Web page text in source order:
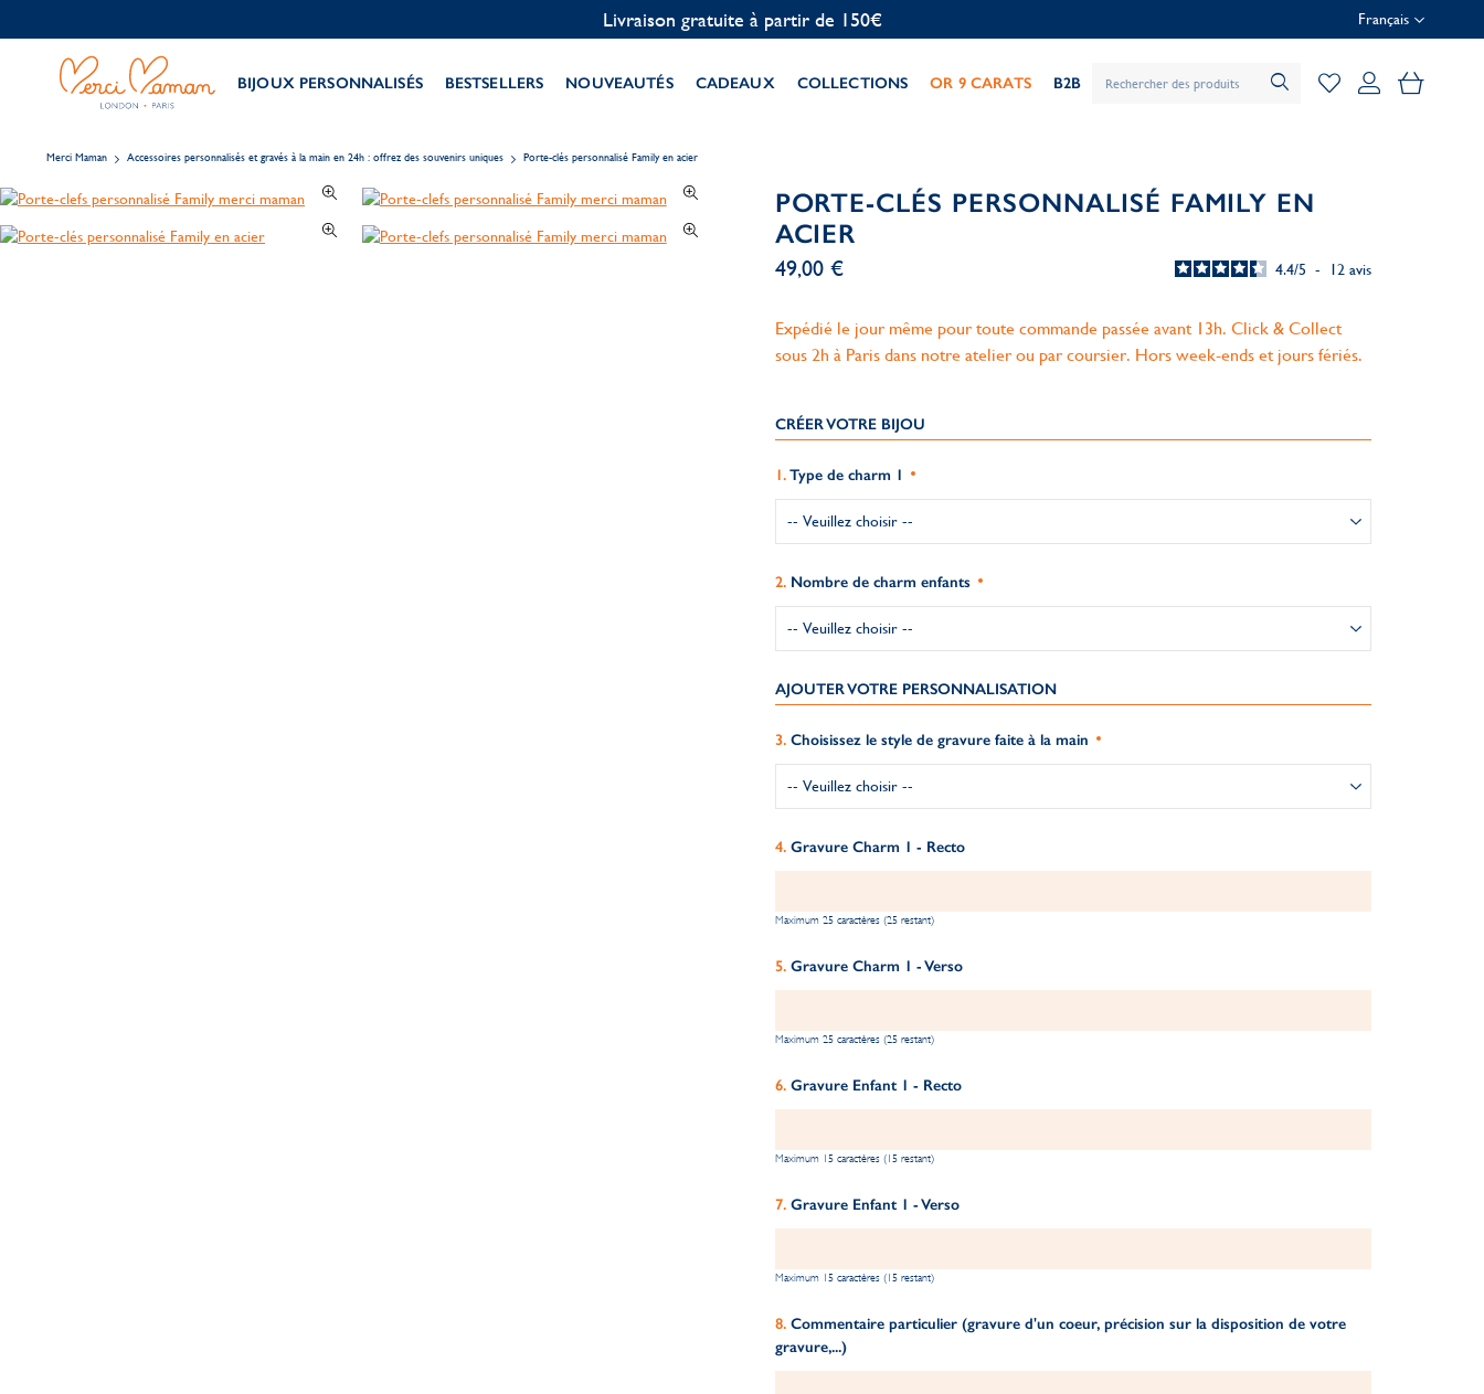
Personnalisation offerte Français
BIJOUX PERSONNALISÉS BESTSELLERS NOUVEAUTÉS CADEAUX COLLECTIONS OR 9 CARATS B2B Mon
Merci Maman Accessoires personnalisés et gravés à la main en 24h : offrez des souvenirs uniques Porte-clés personnalisé Family en acier
PORTE-CLÉS PERSONNALISÉ FAMILY EN
ACIER
4.4/5 - 12 avis
49,00 €
Expédié le jour même pour toute commande passée avant 13h. Click & Collect
sous 2h à Paris dans notre atelier ou par coursier. Hors week-ends et jours fériés.
CRÉER VOTRE BIJOU
Type de charm 1
Nombre de charm enfants
AJOUTER VOTRE PERSONNALISATION
Choisissez le style de gravure faite à la main
Gravure Charm 1 - Recto
Maximum 25 caractères (25 restant)
Gravure Charm 1 - Verso
Maximum 25 caractères (25 restant)
Gravure Enfant 1 - Recto
Maximum 15 caractères (15 restant)
Gravure Enfant 1 - Verso
Maximum 15 caractères (15 restant)
Commentaire particulier (gravure d'un coeur, précision sur la disposition de votre
gravure,...)